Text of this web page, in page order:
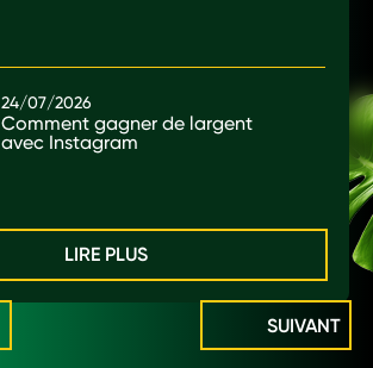
24/07/2026
Comment gagner de largent
avec Instagram
LIRE PLUS
SUIVANT